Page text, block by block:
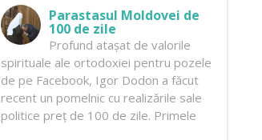
Parastasul Moldovei de
100 de zile
Profund atașat de valorile
spirituale ale ortodoxiei pentru pozele
de pe Facebook, Igor Dodon a făcut
recent un pomelnic cu realizările sale
politice preț de 100 de zile. Primele